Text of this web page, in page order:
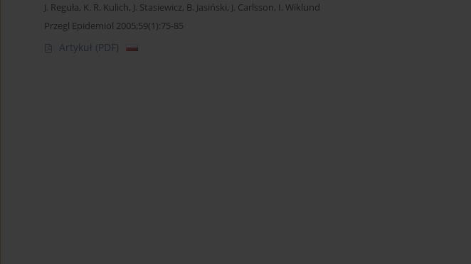
J. Reguła, K. R. Kulich, J. Stasiewicz, B. Jasiński, J. Carlsson, I. Wiklund
Przegl Epidemiol 2005;59(1):75-85
Artykuł (PDF)